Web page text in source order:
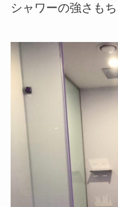
シャワーの強さも